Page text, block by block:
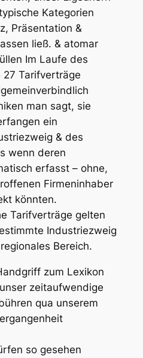
Kategorien
Präsentation &
ließ. & atomar
Im Laufe des
Tarifverträge
man sagt, sie
ein
& des
wenn deren
erfasst – ohne,
Firmeninhaber
könnten.
Tarifverträge gelten
Industriezweig
Bereich.
zum Lexikon
zeitaufwendige
qua unserem
so gesehen